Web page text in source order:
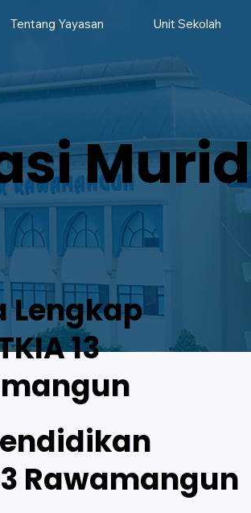
Murid
Tentang Yayasan Unit Sekolah
Lengkap
13
Rawamangun